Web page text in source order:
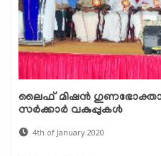
ലൈഫ് മിഷന്‍
സര്‍ക്കാര്‍ വകുപ്പുകള്‍
4th of January 2020